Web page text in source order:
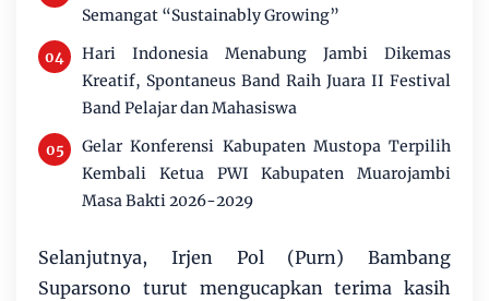
Semangat “Sustainably Growing”
Hari Indonesia Menabung Jambi Dikemas
Kreatif, Spontaneus Band Raih Juara II Festival
Band Pelajar dan Mahasiswa
Gelar Konferensi Kabupaten Mustopa Terpilih
Kembali Ketua PWI Kabupaten Muarojambi
Masa Bakti 2026-2029
Selanjutnya, Irjen Pol (Purn) Bambang
Suparsono turut mengucapkan terima kasih